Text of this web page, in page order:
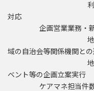
利用者や家族
対応
企画営業業務・新規
地域包括支援
域の自治会等関係機関と
地域のニーズを
ベント等の企画立案実行
ケアマネ担当件数